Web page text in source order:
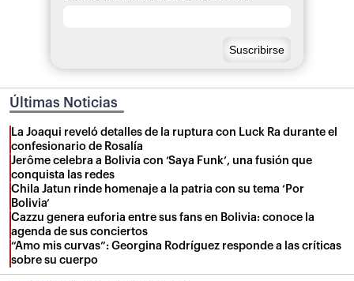
Últimas Noticias
La Joaqui reveló detalles de la ruptura con Luck Ra durante el
confesionario de Rosalía
Jerôme celebra a Bolivia con ‘Saya Funk’, una fusión que
conquista las redes
Chila Jatun rinde homenaje a la patria con su tema ‘Por
Bolivia’
Cazzu genera euforia entre sus fans en Bolivia: conoce la
agenda de sus conciertos
“Amo mis curvas”: Georgina Rodríguez responde a las críticas
sobre su cuerpo